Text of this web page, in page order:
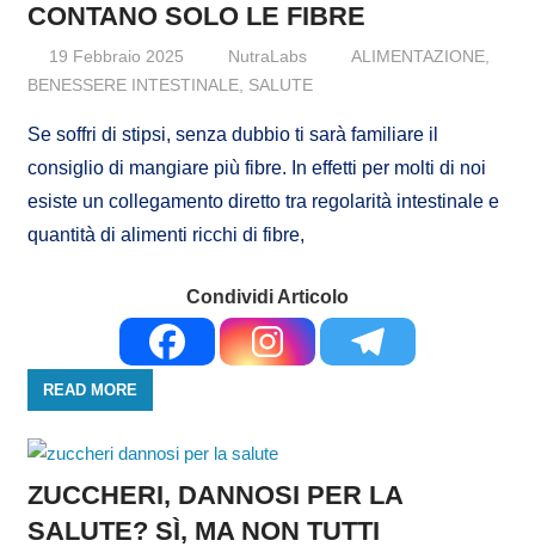
CONTANO SOLO LE FIBRE
19 Febbraio 2025 NutraLabs ALIMENTAZIONE
BENESSERE INTESTINALE, SALUTE
Se soffri di stipsi, senza dubbio ti sarà familiare il
consiglio di mangiare più fibre. In effetti per molti di noi
esiste un collegamento diretto tra regolarità intestinale e
quantità di alimenti ricchi di fibre,
Condividi Articolo
READ MORE
ZUCCHERI, DANNOSI PER LA
SALUTE? SÌ, MA NON TUTTI